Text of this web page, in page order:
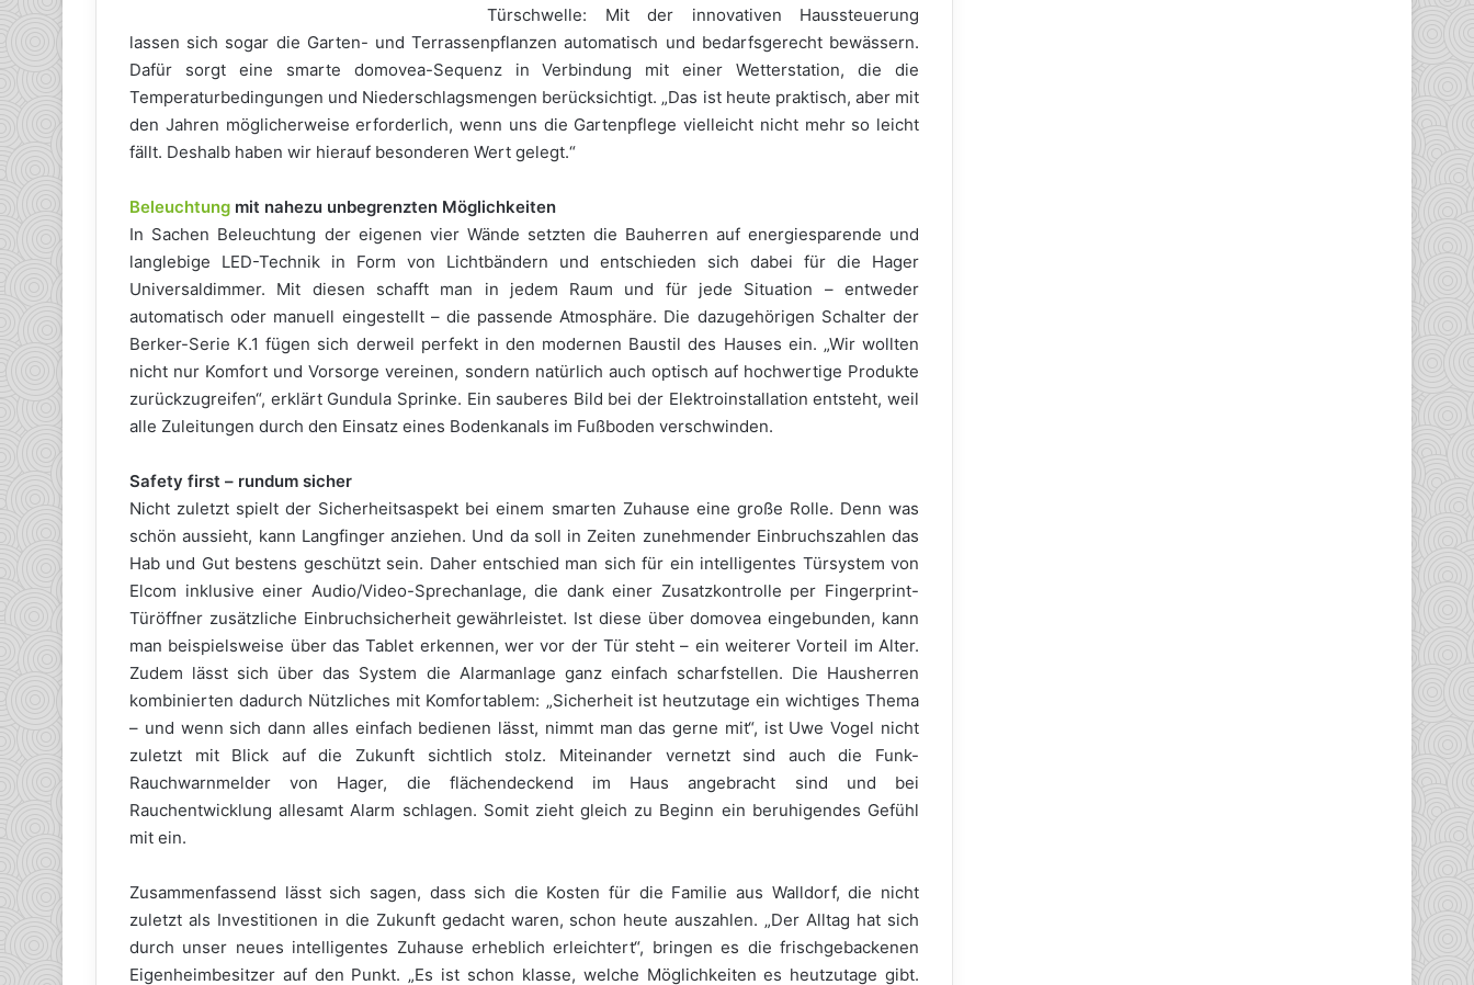
Türschwelle: Mit der innovativen Haussteuerung
lassen sich sogar die Garten- und Terrassenpflanzen automatisch und bedarfsgerecht bewässern.
Dafür sorgt eine smarte domovea-Sequenz in Verbindung mit einer Wetterstation, die die
Temperaturbedingungen und Niederschlagsmengen berücksichtigt. „Das ist heute praktisch, aber mit
den Jahren möglicherweise erforderlich, wenn uns die Gartenpflege vielleicht nicht mehr so leicht
fällt. Deshalb haben wir hierauf besonderen Wert gelegt.“
Beleuchtung mit nahezu unbegrenzten Möglichkeiten
In Sachen Beleuchtung der eigenen vier Wände setzten die Bauherren auf energiesparende und
langlebige LED-Technik in Form von Lichtbändern und entschieden sich dabei für die Hager
Universaldimmer. Mit diesen schafft man in jedem Raum und für jede Situation – entweder
automatisch oder manuell eingestellt – die passende Atmosphäre. Die dazugehörigen Schalter der
Berker-Serie K.1 fügen sich derweil perfekt in den modernen Baustil des Hauses ein. „Wir wollten
nicht nur Komfort und Vorsorge vereinen, sondern natürlich auch optisch auf hochwertige Produkte
zurückzugreifen“, erklärt Gundula Sprinke. Ein sauberes Bild bei der Elektroinstallation entsteht, weil
alle Zuleitungen durch den Einsatz eines Bodenkanals im Fußboden verschwinden.
Safety first – rundum sicher
Nicht zuletzt spielt der Sicherheitsaspekt bei einem smarten Zuhause eine große Rolle. Denn was
schön aussieht, kann Langfinger anziehen. Und da soll in Zeiten zunehmender Einbruchszahlen das
Hab und Gut bestens geschützt sein. Daher entschied man sich für ein intelligentes Türsystem von
Elcom inklusive einer Audio/Video-Sprechanlage, die dank einer Zusatzkontrolle per Fingerprint-
Türöffner zusätzliche Einbruchsicherheit gewährleistet. Ist diese über domovea eingebunden, kann
man beispielsweise über das Tablet erkennen, wer vor der Tür steht – ein weiterer Vorteil im Alter.
Zudem lässt sich über das System die Alarmanlage ganz einfach scharfstellen. Die Hausherren
kombinierten dadurch Nützliches mit Komfortablem: „Sicherheit ist heutzutage ein wichtiges Thema
– und wenn sich dann alles einfach bedienen lässt, nimmt man das gerne mit“, ist Uwe Vogel nicht
zuletzt mit Blick auf die Zukunft sichtlich stolz. Miteinander vernetzt sind auch die Funk-
Rauchwarnmelder von Hager, die flächendeckend im Haus angebracht sind und bei
Rauchentwicklung allesamt Alarm schlagen. Somit zieht gleich zu Beginn ein beruhigendes Gefühl
mit ein.
Zusammenfassend lässt sich sagen, dass sich die Kosten für die Familie aus Walldorf, die nicht
zuletzt als Investitionen in die Zukunft gedacht waren, schon heute auszahlen. „Der Alltag hat sich
durch unser neues intelligentes Zuhause erheblich erleichtert“, bringen es die frischgebackenen
Eigenheimbesitzer auf den Punkt. „Es ist schon klasse, welche Möglichkeiten es heutzutage gibt.